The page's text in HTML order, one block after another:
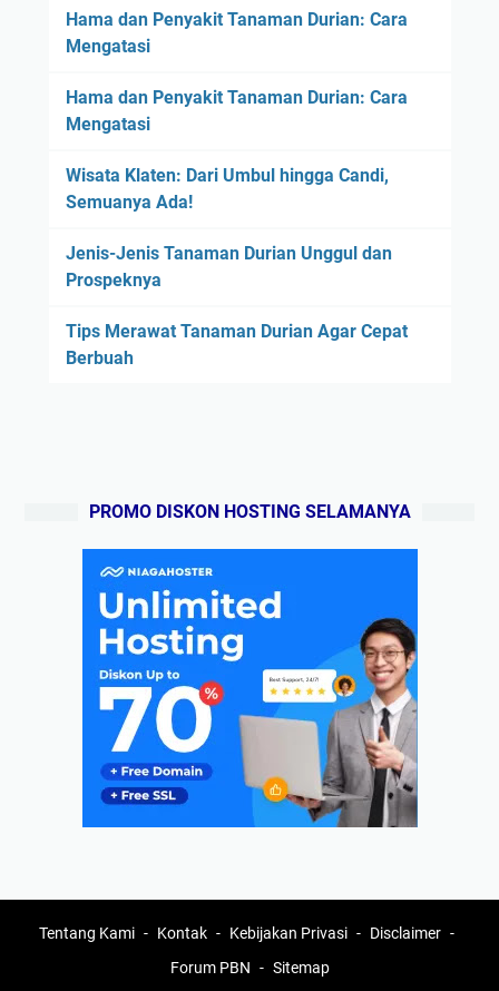
Hama dan Penyakit Tanaman Durian: Cara
Mengatasi
Hama dan Penyakit Tanaman Durian: Cara
Mengatasi
Wisata Klaten: Dari Umbul hingga Candi,
Semuanya Ada!
Jenis-Jenis Tanaman Durian Unggul dan
Prospeknya
Tips Merawat Tanaman Durian Agar Cepat
Berbuah
PROMO DISKON HOSTING SELAMANYA
Tentang Kami Kontak Kebijakan Privasi
Disclaimer
Forum PBN
Sitemap